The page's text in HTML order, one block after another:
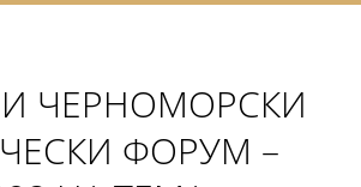
ЧЕРНОМОРСКИ
ФОРУМ –